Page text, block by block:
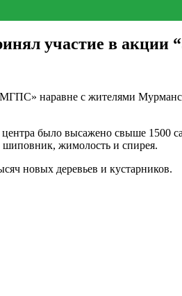
участие в акции
наравне с жителями
было высажено свыше
шиповник, жимолость и спирея.
новых деревьев и кустарников.